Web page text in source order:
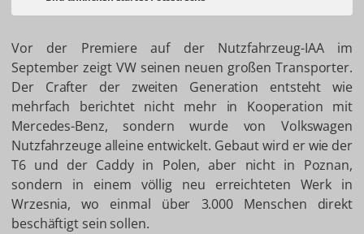
Vor der Premiere auf der Nutzfahrzeug-IAA im
September zeigt VW seinen neuen großen Transporter.
Der Crafter der zweiten Generation entsteht wie
mehrfach berichtet nicht mehr in Kooperation mit
Mercedes-Benz, sondern wurde von Volkswagen
Nutzfahrzeuge alleine entwickelt. Gebaut wird er wie der
T6 und der Caddy in Polen, aber nicht in Poznan,
sondern in einem völlig neu erreichteten Werk in
Wrzesnia, wo einmal über 3.000 Menschen direkt
beschäftigt sein sollen.